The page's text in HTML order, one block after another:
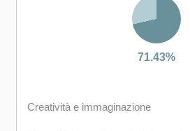
Capacità di creare fiducia e provare
Capacità di esprimere e
Capacità di concentrarsi, di
71.43%
Creatività e immaginazione